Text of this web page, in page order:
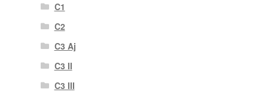
C1
C2
C3 Aj
C3 II
C3 III